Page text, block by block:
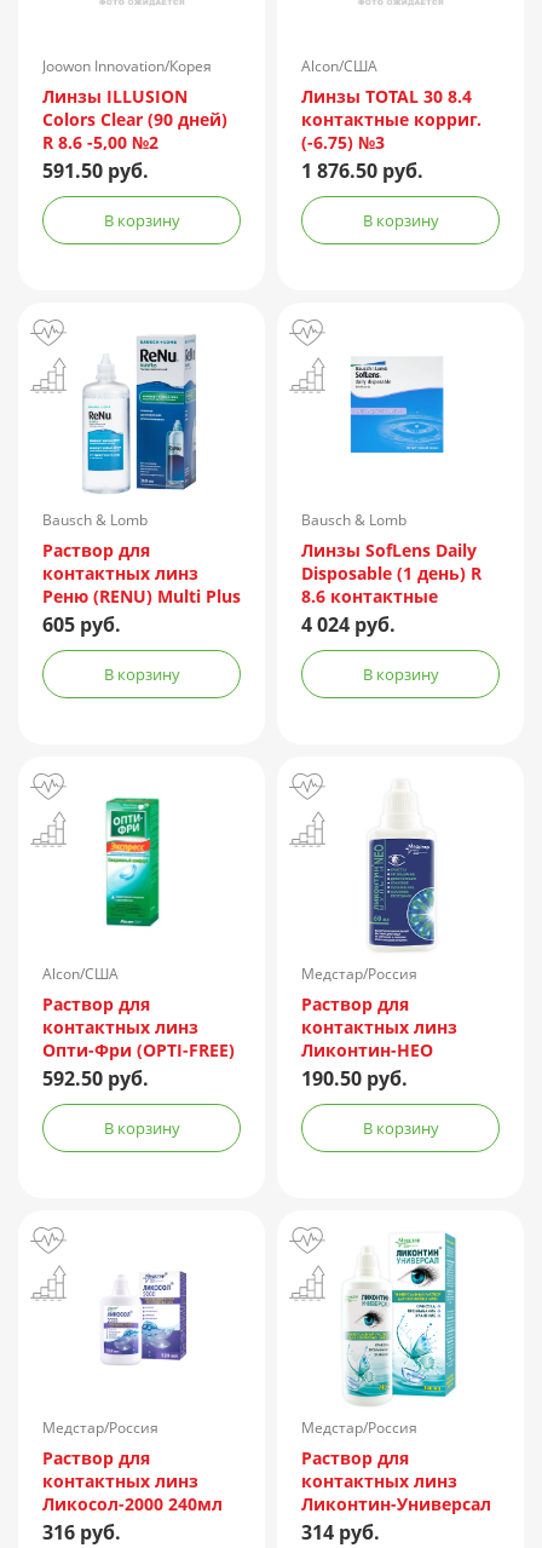
Joowon Innovation/Корея
Линзы ILLUSION
Colors Clear (90 дней)
R 8.6 -5,00 №2
591.50 руб.
В корзину
Alcon/США
Линзы TOTAL 30 8.4
контактные корриг.
(-6.75) №3
1 876.50 руб.
В корзину
Bausch & Lomb
Incorporated/Италия
Раствор для
контактных линз
Реню (RENU) Multi Plus
360мл + контейнер
605 руб.
В корзину
Bausch & Lomb
Линзы SofLens Daily
Disposable (1 день) R
8.6 контактные
мягкие корриг. -1,50
4 024 руб.
В корзину
Alcon/США
Раствор для
контактных линз
Опти-Фри (OPTI-FREE)
Express 355мл +
контейнер
592.50 руб.
В корзину
Медстар/Россия
Раствор для
контактных линз
Ликонтин-НЕО
Мульти 60мл
190.50 руб.
В корзину
Медстар/Россия
Раствор для
контактных линз
Ликосол-2000 240мл
316 руб.
Медстар/Россия
Раствор для
контактных линз
Ликонтин-Универсал
240мл
314 руб.